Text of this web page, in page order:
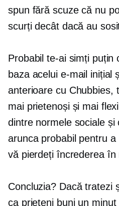
spun fără scuze că nu
scurți decât dacă au
Probabil te-ai simți puțin
baza acelui e-mail inițial
anterioare cu Chubbies,
mai prietenoși și mai
dintre normele sociale și
arunca probabil pentru a
vă pierdeți încrederea în
Concluzia? Dacă tratezi
ca prieteni buni un